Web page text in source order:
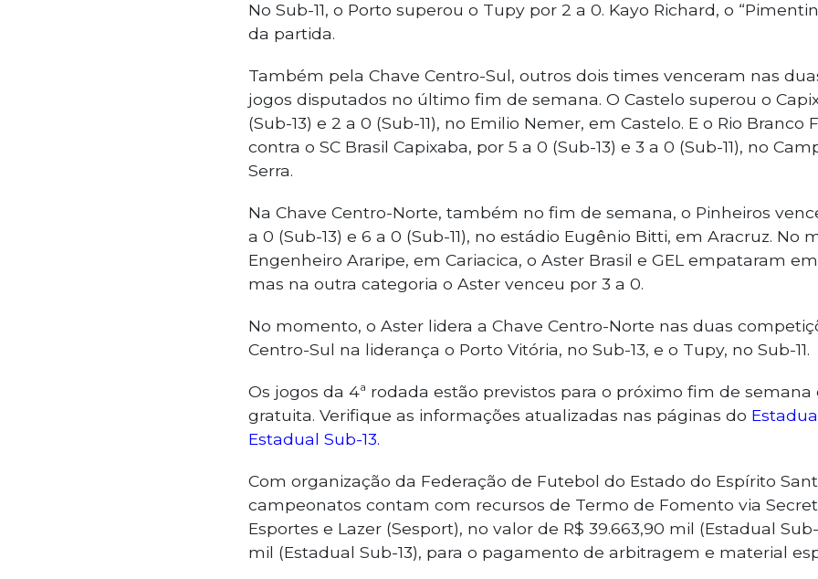
No Sub-11, o Porto superou o Tupy por 2 a 0. Kayo Richard, o
da partida.
Também pela Chave Centro-Sul, outros dois times venceram nas
jogos disputados no último fim de semana. O Castelo superou o
(Sub-13) e 2 a 0 (Sub-11), no Emilio Nemer, em Castelo. E o Rio Branco
contra o SC Brasil Capixaba, por 5 a 0 (Sub-13) e 3 a 0 (Sub-11), no
Serra.
Na Chave Centro-Norte, também no fim de semana, o Pinheiros
a 0 (Sub-13) e 6 a 0 (Sub-11), no estádio Eugênio Bitti, em Aracruz. No
Engenheiro Araripe, em Cariacica, o Aster Brasil e GEL empataram
mas na outra categoria o Aster venceu por 3 a 0.
No momento, o Aster lidera a Chave Centro-Norte nas duas
Centro-Sul na liderança o Porto Vitória, no Sub-13, e o Tupy, no Sub-11.
Os jogos da 4ª rodada estão previstos para o próximo fim de
gratuita. Verifique as informações atualizadas nas páginas do
Estadual Sub-13.
Com organização da Federação de Futebol do Estado do Espírito
campeonatos contam com recursos de Termo de Fomento via
Esportes e Lazer (Sesport), no valor de R$ 39.663,90 mil (Estadual Sub-
mil (Estadual Sub-13), para o pagamento de arbitragem e material